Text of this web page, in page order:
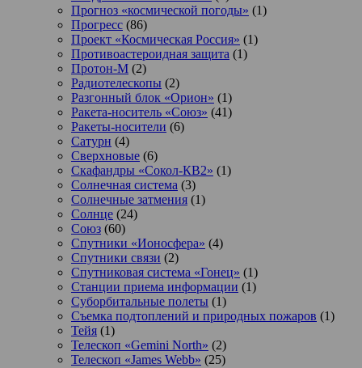
Прогноз «космической погоды» (1)
Прогресс (86)
Проект «Космическая Россия» (1)
Противоастероидная защита (1)
Протон-М (2)
Радиотелескопы (2)
Разгонный блок «Орион» (1)
Ракета-носитель «Союз» (41)
Ракеты-носители (6)
Сатурн (4)
Сверхновые (6)
Скафандры «Сокол-КВ2» (1)
Солнечная система (3)
Солнечные затмения (1)
Солнце (24)
Союз (60)
Спутники «Ионосфера» (4)
Спутники связи (2)
Спутниковая система «Гонец» (1)
Станции приема информации (1)
Суборбитальные полеты (1)
Съемка подтоплений и природных пожаров (1)
Тейя (1)
Телескоп «Gemini North» (2)
Телескоп «James Webb» (25)